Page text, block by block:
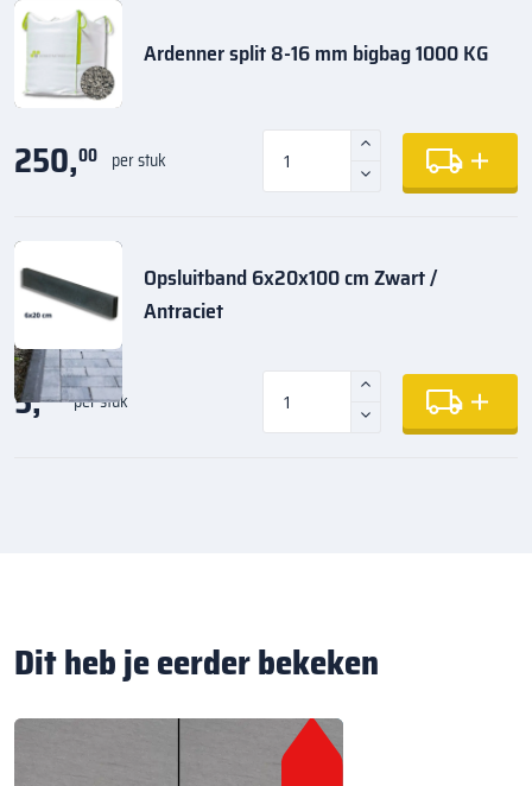
Ardenner split 8-16 mm bigbag 1000 KG
250,00 per stuk
Opsluitband 6x20x100 cm Zwart /
Antraciet
5,35 per stuk
Dit heb je eerder bekeken